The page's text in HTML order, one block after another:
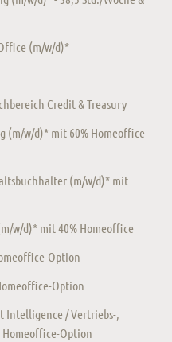
(m/w/d)*
Credit & Treasury
(m/w/d)* mit 60% Homeoffice-
(m/w/d)* mit
w/d)* mit 40% Homeoffice
Option
Option
Intelligence / Vertriebs-,
Option